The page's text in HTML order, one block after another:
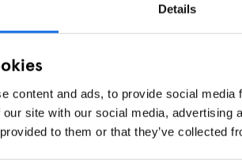
Details
content and ads, to provide social
site with our social media, advertising
to them or that they’ve collected
und haben uns zum Ziel gesetzt, die
neuer Teammitglieder
Audits